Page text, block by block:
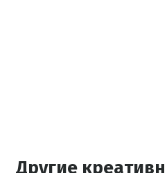
Другие